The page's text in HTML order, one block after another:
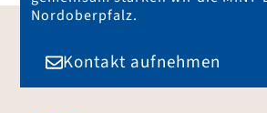
Nordoberpfalz.
Kontakt aufnehmen